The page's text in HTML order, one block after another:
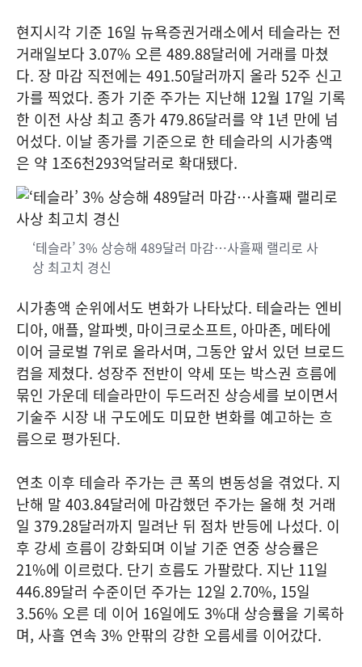
현지시각 기준 16일 뉴욕증권거래소에서 테슬라는 전
거래일보다 3.07% 오른 489.88달러에 거래를 마쳤
다. 장 마감 직전에는 491.50달러까지 올라 52주 신고
가를 찍었다. 종가 기준 주가는 지난해 12월 17일 기록
한 이전 사상 최고 종가 479.86달러를 약 1년 만에 넘
어섰다. 이날 종가를 기준으로 한 테슬라의 시가총액
은 약 1조6천293억달러로 확대됐다.
‘테슬라’ 3% 상승해 489달러 마감…사흘째 랠리로 사
상 최고치 경신
시가총액 순위에서도 변화가 나타났다. 테슬라는 엔비
디아, 애플, 알파벳, 마이크로소프트, 아마존, 메타에
이어 글로벌 7위로 올라서며, 그동안 앞서 있던 브로드
컴을 제쳤다. 성장주 전반이 약세 또는 박스권 흐름에
묶인 가운데 테슬라만이 두드러진 상승세를 보이면서
기술주 시장 내 구도에도 미묘한 변화를 예고하는 흐
름으로 평가된다.
연초 이후 테슬라 주가는 큰 폭의 변동성을 겪었다. 지
난해 말 403.84달러에 마감했던 주가는 올해 첫 거래
일 379.28달러까지 밀려난 뒤 점차 반등에 나섰다. 이
후 강세 흐름이 강화되며 이날 기준 연중 상승률은
21%에 이르렀다. 단기 흐름도 가팔랐다. 지난 11일
446.89달러 수준이던 주가는 12일 2.70%, 15일
3.56% 오른 데 이어 16일에도 3%대 상승률을 기록하
며, 사흘 연속 3% 안팎의 강한 오름세를 이어갔다.